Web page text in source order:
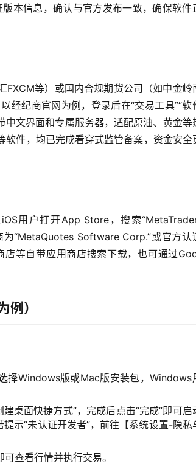
本信息，确认与官方发布一致，确保软件
等）或国内合规期货公司（如中金岭
经纪商官网为例，登录后在“交易工具”“软
文界面和专属服务器，适配原油、黄金等
件，均已完成看穿式监管备案，资金安全
用户打开App Store，搜索
为“MetaQuotes Software Corp.”或官方认
店等自带应用商店搜索下载，也可通过
）
择Windows版或Mac版安装包，Windows
桌面快捷方式”，完成后点击“完成”即可启
示“未认证开发者”，前往【系统设置-隐私
查看行情并执行交易。